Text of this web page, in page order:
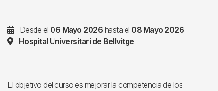
Desde el 06 Mayo 2026 hasta el 08 Mayo 2026
Hospital Universitari de Bellvitge
El objetivo del curso es mejorar la competencia de los